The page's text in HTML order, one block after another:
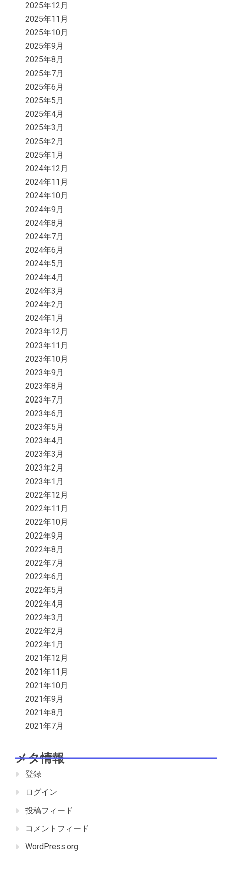
2025年12月
2025年11月
2025年10月
2025年9月
2025年8月
2025年7月
2025年6月
2025年5月
2025年4月
2025年3月
2025年2月
2025年1月
2024年12月
2024年11月
2024年10月
2024年9月
2024年8月
2024年7月
2024年6月
2024年5月
2024年4月
2024年3月
2024年2月
2024年1月
2023年12月
2023年11月
2023年10月
2023年9月
2023年8月
2023年7月
2023年6月
2023年5月
2023年4月
2023年3月
2023年2月
2023年1月
2022年12月
2022年11月
2022年10月
2022年9月
2022年8月
2022年7月
2022年6月
2022年5月
2022年4月
2022年3月
2022年2月
2022年1月
2021年12月
2021年11月
2021年10月
2021年9月
2021年8月
2021年7月
メタ情報
登録
ログイン
投稿フィード
コメントフィード
WordPress.org